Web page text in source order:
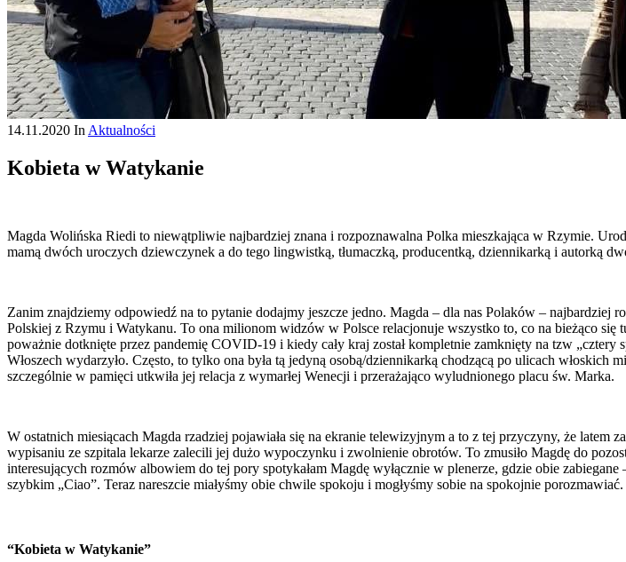
14.11.2020 In Aktualności
Kobieta w Watykanie
Magda Wolińska Riedi to niewątpliwie najbardziej znana i rozpoznawalna Polka mieszkająca w Rzymie.
mamą dwóch uroczych dziewczynek a do tego lingwistką, tłumaczką, producentką, dziennikarką i autorką
Zanim znajdziemy odpowiedź na to pytanie dodajmy jeszcze jedno. Magda – dla nas Polaków – najbardziej
Polskiej z Rzymu i Watykanu. To ona milionom widzów w Polsce relacjonuje wszystko to, co na bieżąco
poważnie dotknięte przez pandemię COVID-19 i kiedy cały kraj został kompletnie zamknięty na tzw
Włoszech wydarzyło. Często, to tylko ona była tą jedyną osobą/dziennikarką chodzącą po ulicach
szczególnie w pamięci utkwiła jej relacja z wymarłej Wenecji i przerażająco wyludnionego placu św. Marka.
W ostatnich miesiącach Magda rzadziej pojawiała się na ekranie telewizyjnym a to z tej przyczyny, że latem
wypisaniu ze szpitala lekarze zalecili jej dużo wypoczynku i zwolnienie obrotów. To zmusiło Magdę do
interesujących rozmów albowiem do tej pory spotykałam Magdę wyłącznie w plenerze, gdzie obie
szybkim „Ciao”. Teraz nareszcie miałyśmy obie chwile spokoju i mogłyśmy sobie na spokojnie
“Kobieta w Watykanie”